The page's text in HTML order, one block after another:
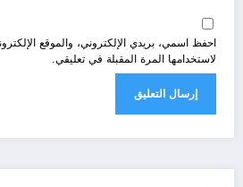
احفظ اسمي، بريدي الإلكتروني، والموقع
لاستخدامها المرة المقبلة في تعليقي.